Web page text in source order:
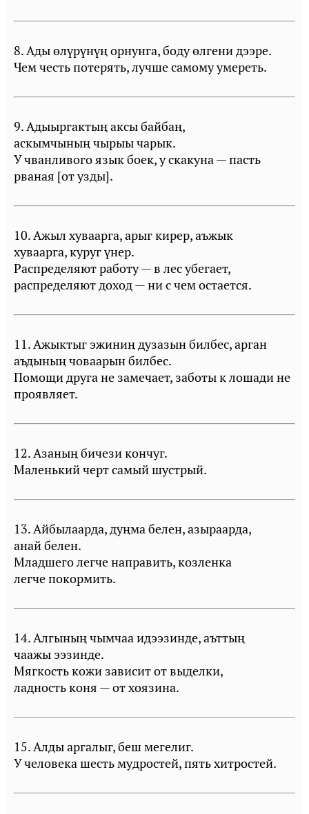
8. Ады өлүрүнүң орнунга, боду өлгени дээре.
Чем честь потерять, лучше самому умереть.
9. Адыыргактың аксы байбаң,
аскымчының чырыы чарык.
У чванливого язык боек, у скакуна — пасть
рваная [от узды].
10. Ажыл хуваарга, арыг кирер, аъжык
хуваарга, куруг үнер.
Распределяют работу — в лес убегает,
распределяют доход — ни с чем остается.
11. Ажыктыг эжиниң дузазын билбес, арган
аъдының човаарын билбес.
Помощи друга не замечает, заботы к лошади не
проявляет.
12. Азаның бичези кончуг.
Маленький черт самый шустрый.
13. Айбылаарда, дуңма белен, азыраарда,
анай белен.
Младшего легче направить, козленка
легче покормить.
14. Алгының чымчаа идээзинде, аъттың
чаажы ээзинде.
Мягкость кожи зависит от выделки,
ладность коня — от хоязина.
15. Алды аргалыг, беш мегелиг.
У человека шесть мудростей, пять хитростей.